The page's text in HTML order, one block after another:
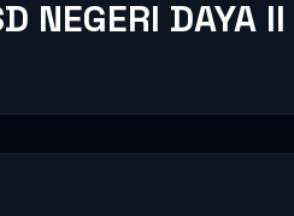
NEGERI DAYA II